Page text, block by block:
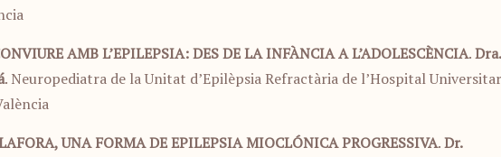
AMB L’EPILEPSIA: DES DE LA INFÀNCIA A L’ADOLESCÈNCIA.Dra.
. Neuropediatra de la Unitat d’Epilèpsia Refractària de l’Hospital
UNA FORMA DE EPILEPSIA MIOCLÓNICA PROGRESSIVA.Dr.